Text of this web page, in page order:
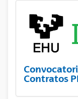
Contratos